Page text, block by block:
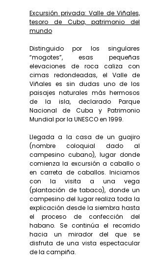
Excursión privada: Valle de Viñales,
tesoro de Cuba, patrimonio del
mundo
Distinguido por los singulares
“mogotes”, esas pequeñas
elevaciones de roca caliza con
cimas redondeadas, el Valle de
Viñales es sin dudas uno de los
paisajes naturales más hermosos
de la isla, declarado Parque
Nacional de Cuba y Patrimonio
Mundial por la UNESCO en 1999.
Llegada a la casa de un guajiro
(nombre coloquial dado al
campesino cubano), lugar donde
comienza la excursión a caballo o
en carreta de caballos. Iniciamos
con la visita a una vega
(plantación de tabaco), donde un
campesino del lugar realiza toda la
explicación desde la siembra hasta
el proceso de confección del
habano. Se continúa el recorrido
hacia un mirador del que se
disfruta de una vista espectacular
de la campiña.